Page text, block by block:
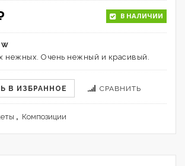
В НАЛИЧИИ
нежных. Очень нежный и красивый.
В ИЗБРАННОЕ СРАВНИТЬ
, Композиции